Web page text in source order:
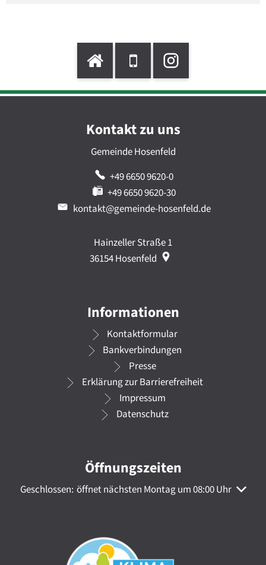
Kontakt zu uns
Gemeinde Hosenfeld
+49 6650 9620-0
+49 6650 9620-30
kontakt@gemeinde-hosenfeld.de
Hainzeller Straße 1
36154Hosenfeld
Informationen
Kontaktformular
Bankverbindungen
Presse
Erklärung zur Barrierefreiheit
Impressum
Datenschutz
Öffnungszeiten
Klicken, um weitere Öffnungs- oder Schließzeiten
Geschlossen: öffnet nächsten Montag um 08:00 Uhr